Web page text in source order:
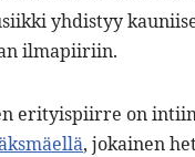
yhdistyy
ilmapiiriin.
erityispiirre on
, jokainen